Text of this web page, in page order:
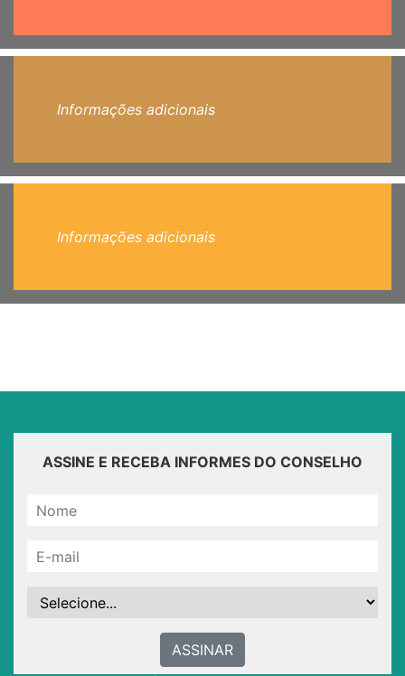
Informações adicionais
Informações adicionais
ASSINE E RECEBA INFORMES DO CONSELHO
ASSINAR